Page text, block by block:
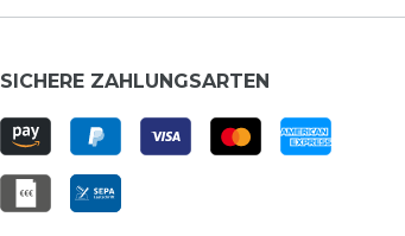
SICHERE ZAHLUNGSARTEN